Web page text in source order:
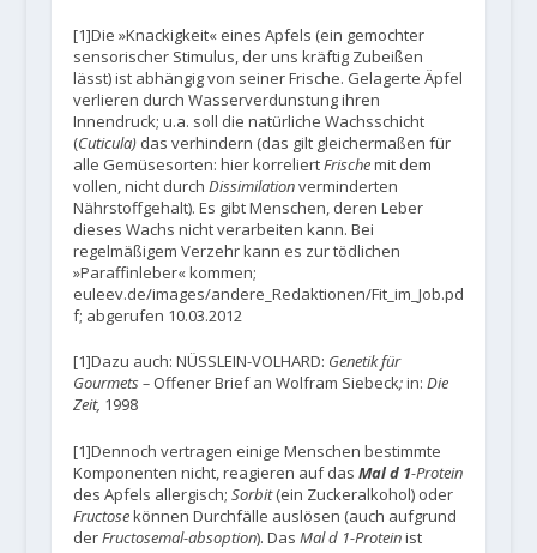
[1]Die »Knackigkeit« eines Apfels (ein gemochter
sensorischer Stimulus, der uns kräftig Zubeißen
lässt) ist abhängig von seiner Frische. Gelagerte Äpfel
verlieren durch Wasserverdunstung ihren
Innendruck; u.a. soll die natürliche Wachsschicht
(Cuticula)das verhindern (das gilt gleichermaßen für
alle Gemüsesorten: hier korreliertFrischemit dem
vollen, nicht durch Dissimilationverminderten
Nährstoffgehalt). Es gibt Menschen, deren Leber
dieses Wachs nicht verarbeiten kann. Bei
regelmäßigem Verzehr kann es zur tödlichen
»Paraffinleber« kommen;
euleev.de/images/andere_Redaktionen/Fit_im_Job.pd
f; abgerufen 10.03.2012
[1]Dazu auch: NÜSSLEIN-VOLHARD: Genetik für
Gourmets – Offener Brief an Wolfram Siebeck;in: Die
Zeit, 1998
[1]Dennoch vertragen einige Menschen bestimmte
Komponenten nicht, reagieren auf das Mal d 1-Protein
des Apfels allergisch; Sorbit(ein Zuckeralkohol) oder
Fructosekönnen Durchfälle auslösen (auch aufgrund
derFructosemal-absoption). Das Mal d 1-Proteinist